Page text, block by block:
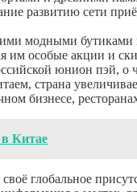
развитию сети
модными
им особые акции и
юнион пэй, о
страна
бизнесе,
Китае
глобальное